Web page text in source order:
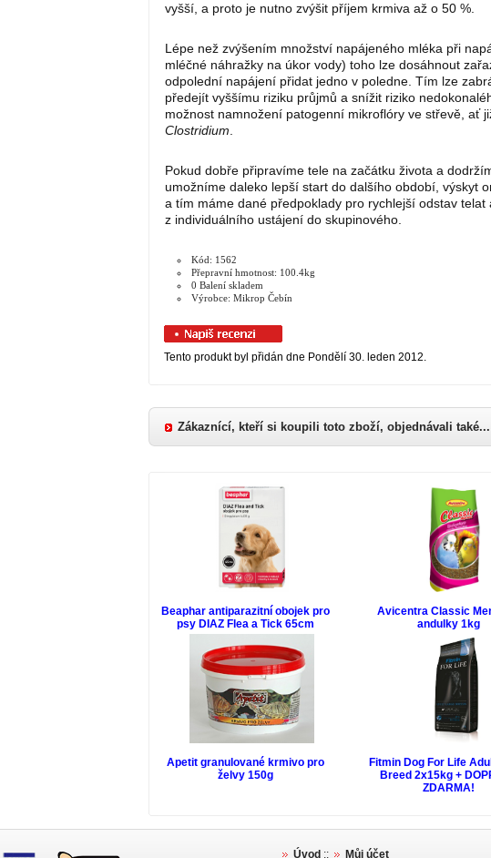
vyšší, a proto je nutno zvýšit příjem krmiva až o 50 %.
Lépe než zvýšením množství napájeného mléka při
mléčné náhražky na úkor vody) toho lze dosáhnout
odpolední napájení přidat jedno v poledne. Tím lze
předejít vyššímu riziku průjmů a snížit riziko
možnost namnožení patogenní mikroflóry ve střevě, ať
Clostridium
Pokud dobře připravíme tele na začátku života a
umožníme daleko lepší start do dalšího období, výskyt
a tím máme dané předpoklady pro rychlejší odstav
z individuálního ustájení do skupinového.
Kód: 1562
Přepravní hmotnost: 100.4kg
0 Balení skladem
Výrobce: Mikrop Čebín
Tento produkt byl přidán dne Pondělí 30. leden 2012.
Zákaznící, kteří si koupili toto zboží, objednávali také...
Beaphar antiparazitní obojek pro
psy DIAZ Flea a Tick 65cm
Avicentra Classic
andulky 1kg
Apetit granulované krmivo pro
želvy 150g
Fitmin Dog For Life
Breed 2x15kg +
ZDARMA!
Úvod :: Můj účet